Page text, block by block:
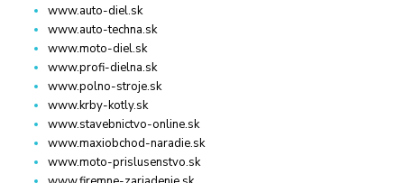
www.auto-diel.sk
www.auto-techna.sk
www.moto-diel.sk
www.profi-dielna.sk
www.polno-stroje.sk
www.krby-kotly.sk
www.stavebnictvo-online.sk
www.maxiobchod-naradie.sk
www.moto-prislusenstvo.sk